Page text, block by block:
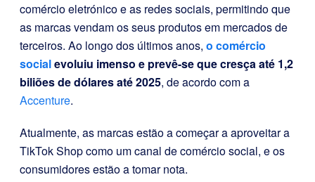
comércio eletrónico e as redes sociais, permitindo que
as marcas vendam os seus produtos em mercados de
terceiros. Ao longo dos últimos anos, o comércio
socialevoluiu imenso e prevê-se que cresça até 1,2
biliões de dólares até 2025, de acordo com a
Accenture.
Atualmente, as marcas estão a começar a aproveitar a
TikTok Shop como um canal de comércio social, e os
consumidores estão a tomar nota.